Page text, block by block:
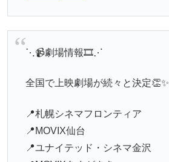
⋱📹劇場情報🎞⋰
全国で上映劇場が続々と決定👏✨
📍札幌シネマフロンティア
📍MOVIX仙台
📍ユナイテッド・シネマ金沢